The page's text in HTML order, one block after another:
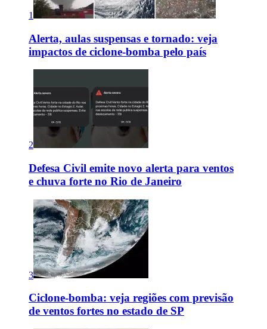
1
Alerta, aulas suspensas e tornado: veja
impactos de ciclone-bomba pelo país
2
Defesa Civil emite novo alerta para ventos
e chuva forte no Rio de Janeiro
3
Ciclone-bomba: veja regiões com previsão
de ventos fortes no estado de SP